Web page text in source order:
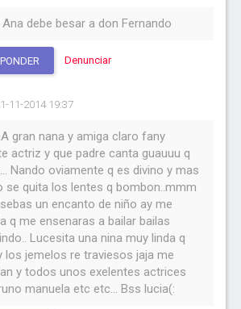
Ana debe besar a don Fernando
Denunciar
11-2014 19:37
gran nana y amiga claro fany
actriz y que padre canta guauuu q
Nando oviamente q es divino y mas
se quita los lentes q bombon..mmm
un encanto de niño ay me
q me ensenaras a bailar bailas
Lucesita una nina muy linda q
los jemelos re traviesos jaja me
y todos unos exelentes actrices
manuela etc etc... Bss lucia(: